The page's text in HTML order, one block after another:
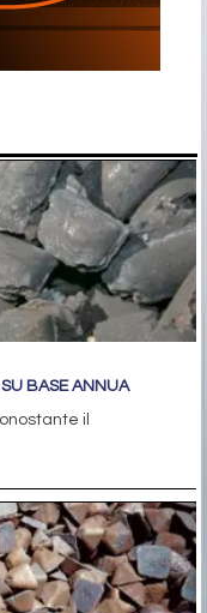
BASE ANNUA
il